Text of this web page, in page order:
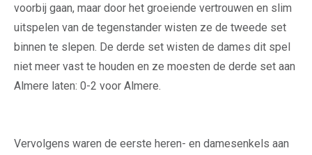
voorbij gaan, maar door het groeiende vertrouwen en slim
uitspelen van de tegenstander wisten ze de tweede set
binnen te slepen. De derde set wisten de dames dit spel
niet meer vast te houden en ze moesten de derde set aan
Almere laten: 0-2 voor Almere.
Vervolgens waren de eerste heren- en damesenkels aan